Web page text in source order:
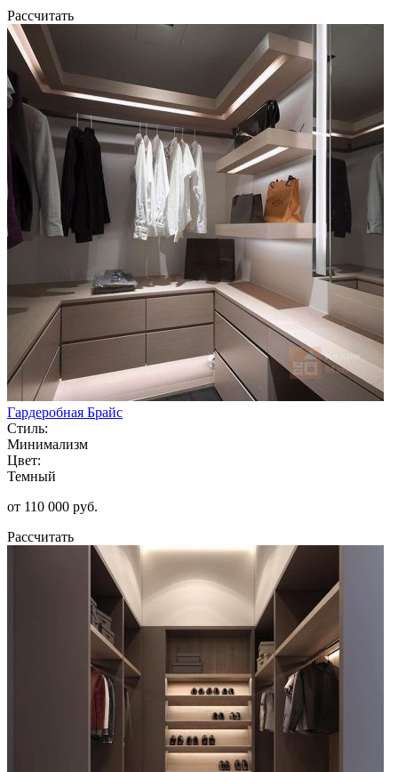
Рассчитать
Гардеробная Брайс
Стиль:
Минимализм
Цвет:
Темный
от 110 000 руб.
Рассчитать